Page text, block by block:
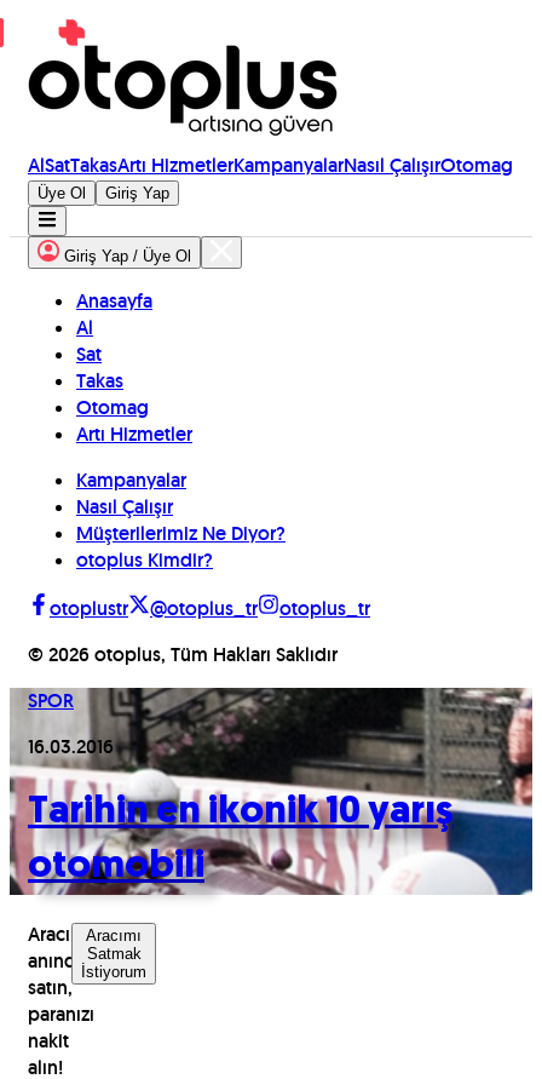
AlSatTakasArtı HizmetlerKampanyalarNasıl ÇalışırOtomag
Üye Ol Giriş Yap
Giriş Yap / Üye Ol
Anasayfa
Al
Sat
Takas
Otomag
Artı Hizmetler
Kampanyalar
Nasıl Çalışır
Müşterilerimiz Ne Diyor?
otoplus Kimdir?
otoplustr
@otoplus_tr
otoplus_tr
© 2026 otoplus, Tüm Hakları Saklıdır
SPOR
16.03.2016
Tarihin en ikonik 10 yarış
otomobili
Aracınızı
anında
satın,
paranızı
nakit
alın!
Aracımı
Satmak
İstiyorum